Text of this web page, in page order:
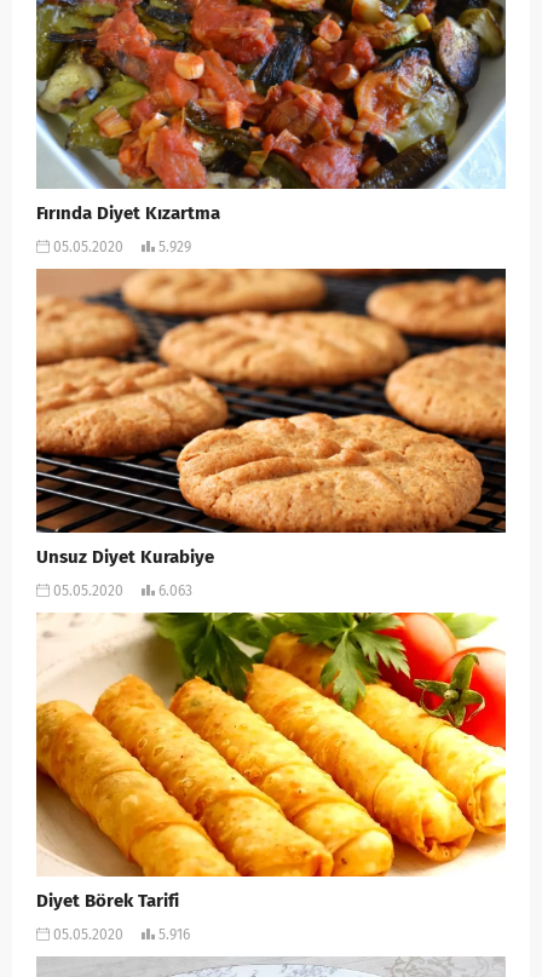
Fırında Diyet Kızartma
05.05.2020 5.929
Unsuz Diyet Kurabiye
05.05.2020 6.063
Diyet Börek Tarifi
05.05.2020 5.916